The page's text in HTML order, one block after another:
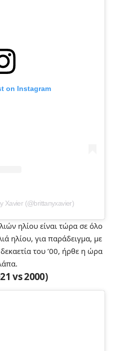
on Instagram
Xavier (@brittanyxavier)
ηλίου είναι τώρα σε όλο
ηλίου, για παράδειγμα, με
του ’00, ήρθε η ώρα
vs 2000)